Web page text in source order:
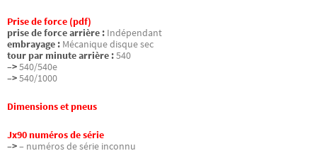
Prise de force (pdf)
prise de force arrière : Indépendant
embrayage : Mécanique disque sec
tour par minute arrière :540
–>540/540e
–>540/1000
Dimensions et pneus
Jx90 numéros de série
–>– numéros de série inconnu